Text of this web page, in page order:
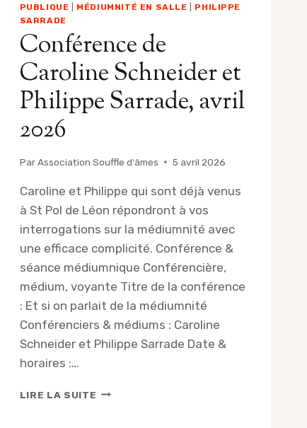
PUBLIQUE
MÉDIUMNITÉ EN SALLE
PHILIPPE
SARRADE
Conférence de
Caroline Schneider et
Philippe Sarrade, avril
2026
Par Association Souffle d'âmes 5 avril 2026
Caroline et Philippe qui sont déjà venus
à St Pol de Léon répondront à vos
interrogations sur la médiumnité avec
une efficace complicité. Conférence &
séance médiumnique Conférencière,
médium, voyante Titre de la conférence
: Et si on parlait de la médiumnité
Conférenciers & médiums : Caroline
Schneider et Philippe Sarrade Date &
horaires :…
LIRE LA SUITE CONFÉRENCE